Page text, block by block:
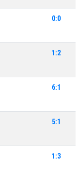
0:0
1:2
6:1
5:1
1:3